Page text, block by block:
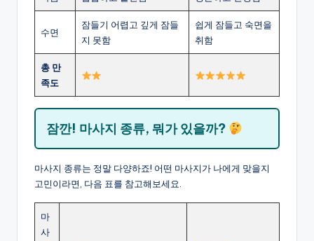
수면
잠들기 어렵고 깊게 잠들
지 못함
쉽게 잠들고 숙면을
취함
총 만
족도
잠깐! 마사지 종류, 뭐가 있을까?
마사지 종류는 정말 다양하죠! 어떤 마사지가 나에게 맞을지
고민이라면, 다음 표를 참고해보세요.
마
사